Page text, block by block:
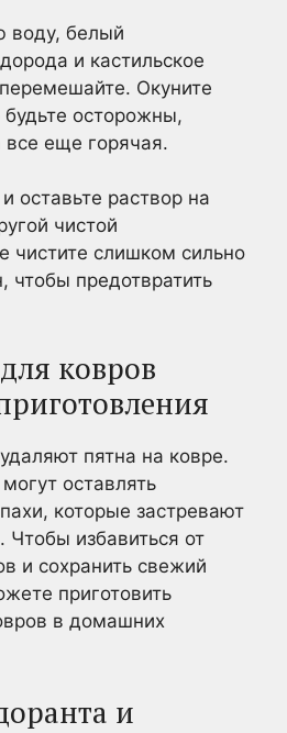
воду, белый
и кастильское
Окуните
осторожны,
все еще горячая.
оставьте раствор на
чистой
чистите слишком сильно
чтобы предотвратить
ковров
пятна на ковре.
оставлять
которые застревают
Чтобы избавиться от
и сохранить свежий
приготовить
в домашних
и